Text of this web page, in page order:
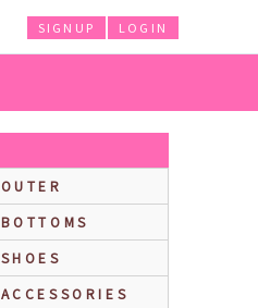
LOGIN
SIGNUP
OUTER
BOTTOMS
SHOES
ACCESSORIES